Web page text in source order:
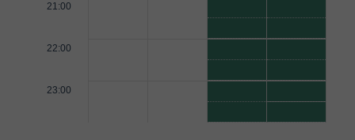
21:00
22:00
23:00